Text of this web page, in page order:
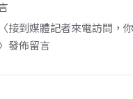
接到媒體記者來電訪問，
發佈留言